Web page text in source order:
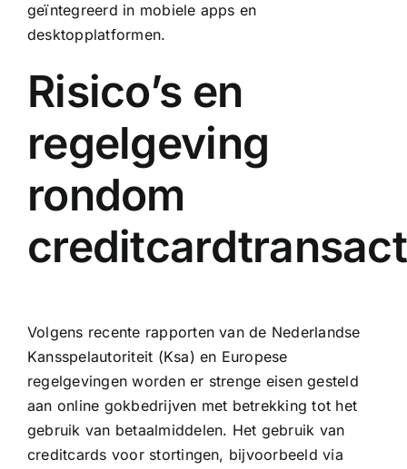
geïntegreerd in mobiele apps en
desktopplatformen.
Risico’s en
regelgeving
rondom
Volgens recente rapporten van de Nederlandse
Kansspelautoriteit (Ksa) en Europese
regelgevingen worden er strenge eisen gesteld
aan online gokbedrijven met betrekking tot het
gebruik van betaalmiddelen. Het gebruik van
creditcards voor stortingen, bijvoorbeeld via